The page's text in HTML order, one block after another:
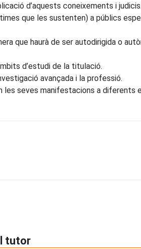
d’aquests coneixements i judicis.
que les sustenten) a públics
que haurà de ser autodirigida o
d’estudi de la titulació.
avançada i la professió.
les seves manifestacions a diferents
tutor